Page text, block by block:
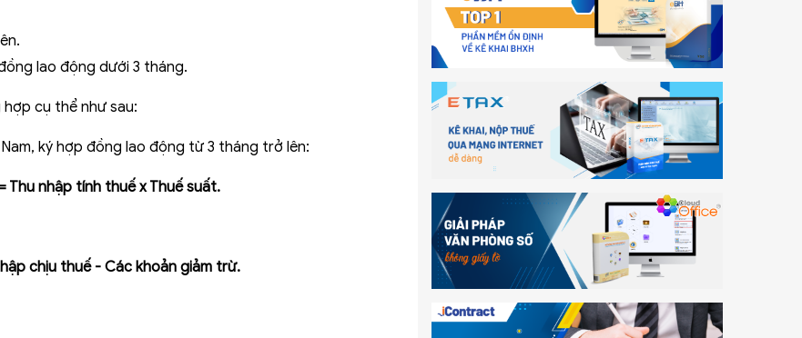
lao động dưới 3 tháng.
cụ thể như sau:
ký hợp đồng lao động từ 3 tháng trở lên:
Thu nhập tính thuế x Thuế suất.
chịu thuế - Các khoản giảm trừ.